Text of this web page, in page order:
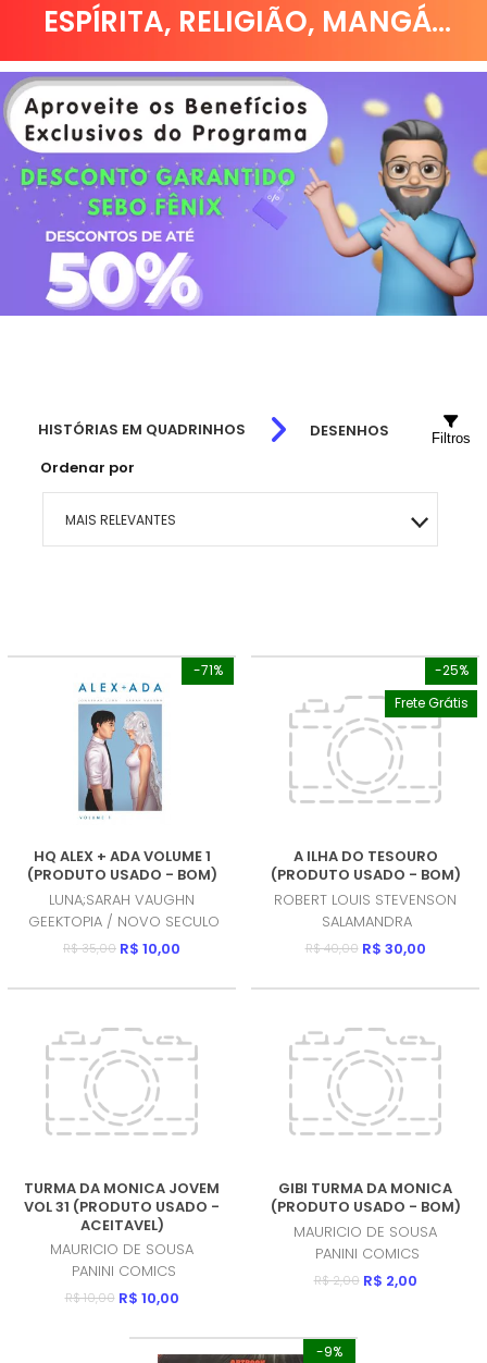
ESPÍRITA, RELIGIÃO, MANGÁ...
HISTÓRIAS EM QUADRINHOS
DESENHOS
Ordenar por
MAIS RELEVANTES
MAIOR PREÇO
A - Z
Filtros
-71%
HQ ALEX + ADA VOLUME 1
(PRODUTO USADO - BOM)
LUNA;SARAH VAUGHN
GEEKTOPIA / NOVO SECULO
R$ 35,00 R$ 10,00
-25%
Frete Grátis
A ILHA DO TESOURO
(PRODUTO USADO - BOM)
ROBERT LOUIS STEVENSON
SALAMANDRA
R$ 40,00 R$ 30,00
TURMA DA MONICA JOVEM
VOL 31 (PRODUTO USADO -
ACEITAVEL)
MAURICIO DE SOUSA
PANINI COMICS
R$ 10,00 R$ 10,00
GIBI TURMA DA MONICA
(PRODUTO USADO - BOM)
MAURICIO DE SOUSA
PANINI COMICS
R$ 2,00 R$ 2,00
-9%